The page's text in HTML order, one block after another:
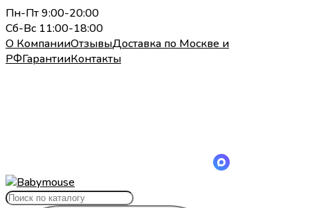
Пн-Пт 9:00-20:00
Сб-Вс 11:00-18:00
О КомпанииОтзывыДоставка по Москве и
РФГарантииКонтакты